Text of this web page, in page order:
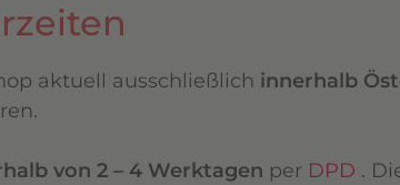
aktuell ausschließlich innerhalb
von 2 – 4 Werktagen per DPD .